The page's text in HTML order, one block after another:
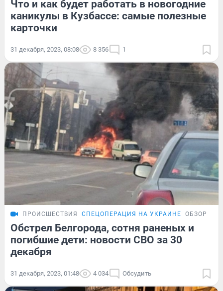
Что и как будет работать в новогодние
каникулы в Кузбассе: самые полезные
карточки
31 декабря, 2023, 08:08 8 356 1
ПРОИСШЕСТВИЯ СПЕЦОПЕРАЦИЯ НА УКРАИНЕ ОБЗОР
Обстрел Белгорода, сотня раненых и
погибшие дети: новости СВО за 30
декабря
31 декабря, 2023, 01:48 4 034 Обсудить